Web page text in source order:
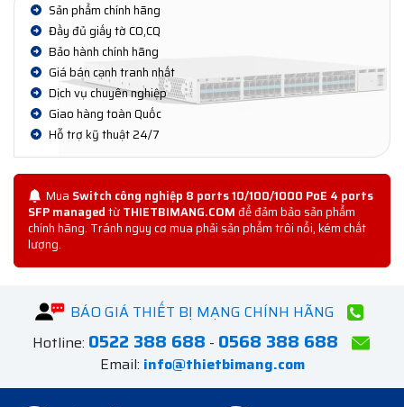
Sản phẩm chính hãng
Đầy đủ giấy tờ CO,CQ
Bảo hành chính hãng
Giá bán cạnh tranh nhất
Dịch vụ chuyên nghiệp
Giao hàng toàn Quốc
Hỗ trợ kỹ thuật 24/7
Mua Switch công nghiệp 8 ports 10/100/1000 PoE 4 ports
SFP managedtừTHIETBIMANG.COMđể đảm bảo sản phẩm
chính hãng. Tránh nguy cơ mua phải sản phẩm trôi nổi, kém chất
lượng.
BÁO GIÁ THIẾT BỊ MẠNG CHÍNH HÃNG
Hotline: 0522 388 688 - 0568 388 688
Email: info@thietbimang.com